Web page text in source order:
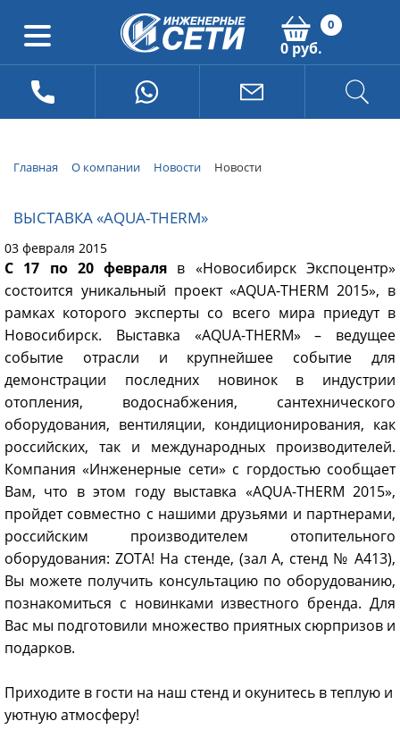
0
0 руб.
Главная О компании Новости Новости
ВЫСТАВКА «AQUA-THERM»
03 февраля 2015
С 17 по 20 февраля в «Новосибирск Экспоцентр»
состоится уникальный проект «AQUA-THERM 2015», в
рамках которого эксперты со всего мира приедут в
Новосибирск. Выставка «AQUA-THERM» – ведущее
событие отрасли и крупнейшее событие для
демонстрации последних новинок в индустрии
отопления, водоснабжения, сантехнического
оборудования, вентиляции, кондиционирования, как
российских, так и международных производителей.
Компания «Инженерные сети» с гордостью сообщает
Вам, что в этом году выставка «AQUA-THERM 2015»,
пройдет совместно с нашими друзьями и партнерами,
российским производителем отопительного
оборудования: ZOTA! На стенде, (зал А, стенд № А413),
Вы можете получить консультацию по оборудованию,
познакомиться с новинками известного бренда. Для
Вас мы подготовили множество приятных сюрпризов и
подарков.
Приходите в гости на наш стенд и окунитесь в теплую и
уютную атмосферу!